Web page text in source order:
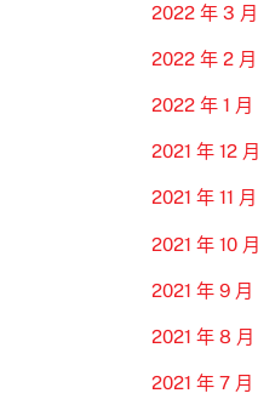
2022 年 3 月
2022 年 2 月
2022 年 1 月
2021 年 12 月
2021 年 11 月
2021 年 10 月
2021 年 9 月
2021 年 8 月
2021 年 7 月